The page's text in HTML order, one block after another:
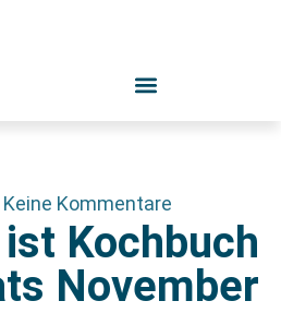
Keine Kommentare
Kochbuch
November